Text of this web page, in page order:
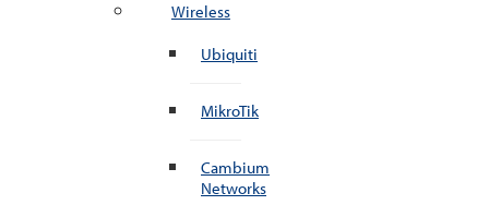
Wireless
Ubiquiti
MikroTik
Cambium
Networks